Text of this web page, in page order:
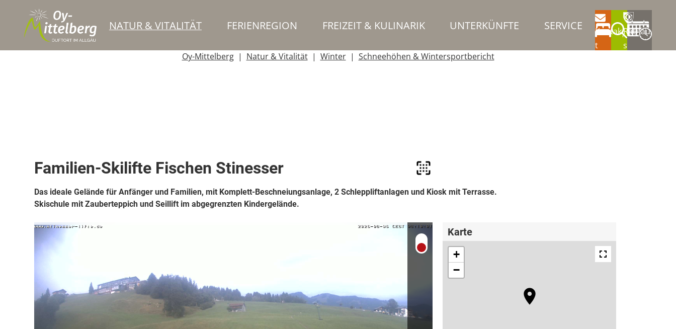
NATUR & VITALITÄT FERIENREGION FREIZEIT & KULINARIK UNTERKÜNFTE SERVICE
Kontak
t
Rathau
s
Oy-Mittelberg
Natur & Vitalität Winter Schneehöhen & Wintersportbericht
Familien-Skilifte Fischen Stinesser
Das ideale Gelände für Anfänger und Familien, mit Komplett-Beschneiungsanlage, 2 Schleppliftanlagen und Kiosk mit Terrasse.
Skischule mit Zauberteppich und Seillift im abgegrenzten Kindergelände.
Karte